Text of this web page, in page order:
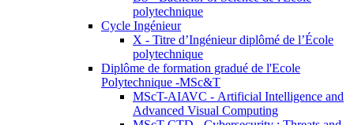
polytechnique
Cycle Ingénieur
X - Titre d’Ingénieur diplômé de l’École
polytechnique
Diplôme de formation gradué de l'Ecole
Polytechnique -MSc&T
MScT-AIAVC - Artificial Intelligence and
Advanced Visual Computing